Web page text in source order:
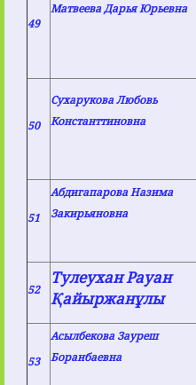
49
Матвеева Дарья Юрьевна
50
Сухарукова Любовь
Константтиновна
51
Абдигапарова Назима
Закирьяновна
52
Тулеухан Рауан
Қайыржанұлы
53
Асылбекова Зауреш
Боранбаевна